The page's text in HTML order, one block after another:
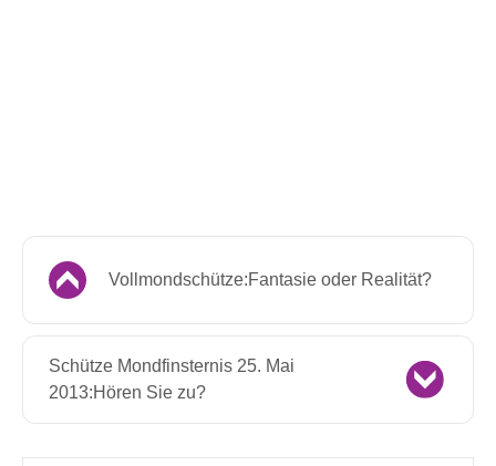
Vollmondschütze:Fantasie oder Realität?
Schütze Mondfinsternis 25. Mai
2013:Hören Sie zu?